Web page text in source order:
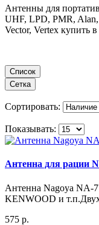
Антенны для
UHF, LPD, PMR,
Vector, Vertex купить
Список
Сетка
Сортировать:
Показывать:
Антенна для рации
Антенна Nagoya NA-
KENWOOD и
575 р.